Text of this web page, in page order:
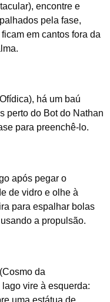
encontre e
pela fase,
em cantos fora da
há um baú
perto do Bot do Nathan
para preenchê-lo.
após pegar o
de vidro e olhe à
para espalhar bolas
a propulsão.
da
vire à esquerda:
uma estátua de